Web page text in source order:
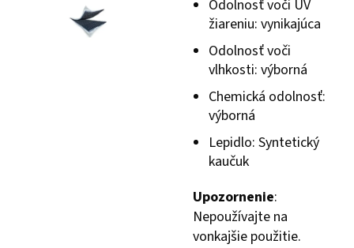
Odolnosť voči UV
žiareniu: vynikajúca
Odolnosť voči
vlhkosti: výborná
Chemická odolnosť:
výborná
Lepidlo: Syntetický
kaučuk
Upozornenie:
Nepoužívajte na
vonkajšie použitie.